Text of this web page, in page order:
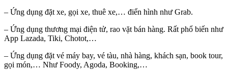
– Ứng dụng đặt xe, gọi xe, thuê xe,… điển hình như Grab.
– Ứng dụng thương mại điện tử, rao vặt bán hàng. Rất phổ biến như
App Lazada, Tiki, Chotot,…
– Ứng dụng đặt vé máy bay, vé tàu, nhà hàng, khách sạn, book tour,
gọi món,… Như Foody, Agoda, Booking,…